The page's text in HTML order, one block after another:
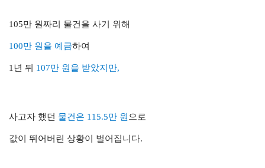
105만 원짜리 물건을 사기 위해
100만 원을 예금하여
1년 뒤 107만 원을 받았지만,
사고자 했던 물건은 115.5만 원 으로
값이 뛰어버린 상황이 벌어집니다.